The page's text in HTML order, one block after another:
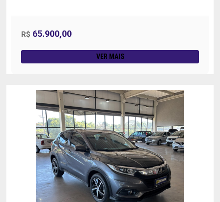
R$ 65.900,00
VER MAIS